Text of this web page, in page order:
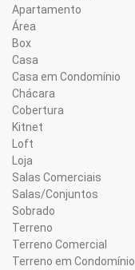
Apartamento
Área
Box
Casa
Casa em Condomínio
Chácara
Cobertura
Kitnet
Loft
Loja
Salas Comerciais
Salas/Conjuntos
Sobrado
Terreno
Terreno Comercial
Terreno em Condomínio